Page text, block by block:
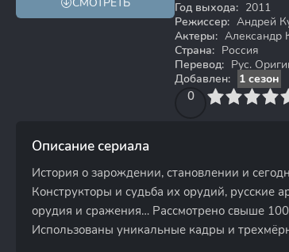
Год выхода: 2011
Режиссер: Андрей
Актеры: Александр
Страна: Россия
Перевод: Рус.
Добавлен:
1 сезон
0
4 6 7 8 9
Описание сериала
История о зарождении, становлении и
Конструкторы и судьба их орудий, русские
орудия и сражения… Рассмотрено свыше
Использованы уникальные кадры и